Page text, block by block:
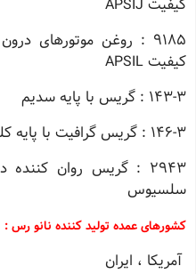
کیفیت APSIJ
9185 : روغن موتورهای
کیفیت APSIL
143-3 : گریس با پایه سدیم
146-3 : گریس گرافیت با پایه کلسیم
سلسیوس
کشورهای عمده تولید کننده نانو رس :
آمریکا ، ایران